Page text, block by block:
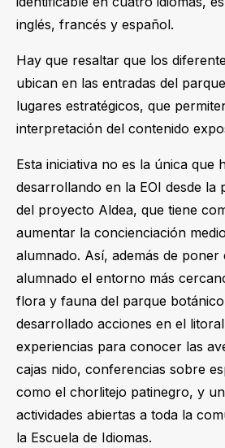
inglés, francés y español.
Hay que resaltar que los
ubican en las entradas del
lugares estratégicos, que
interpretación del contenido
Esta iniciativa no es la única que
desarrollando en la EOI desde la
del proyecto Aldea, que tiene
aumentar la concienciación
alumnado. Así, además de
alumnado el entorno más
flora y fauna del parque
desarrollado acciones en el
experiencias para conocer las
cajas nido, conferencias sobre
como el chorlitejo patinegro, y
actividades abiertas a toda la
la Escuela de Idiomas.